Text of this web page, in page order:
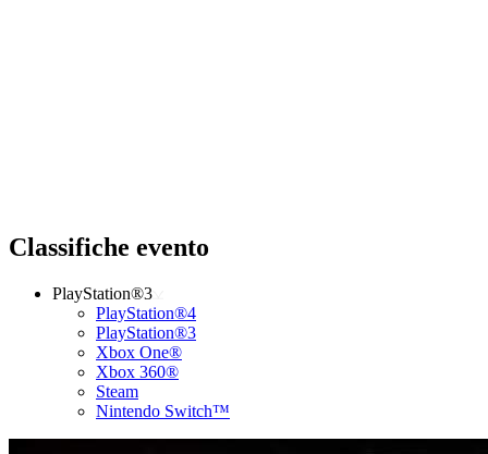
Classifiche evento
PlayStation®3
PlayStation®4
PlayStation®3
Xbox One®
Xbox 360®
Steam
Nintendo Switch™